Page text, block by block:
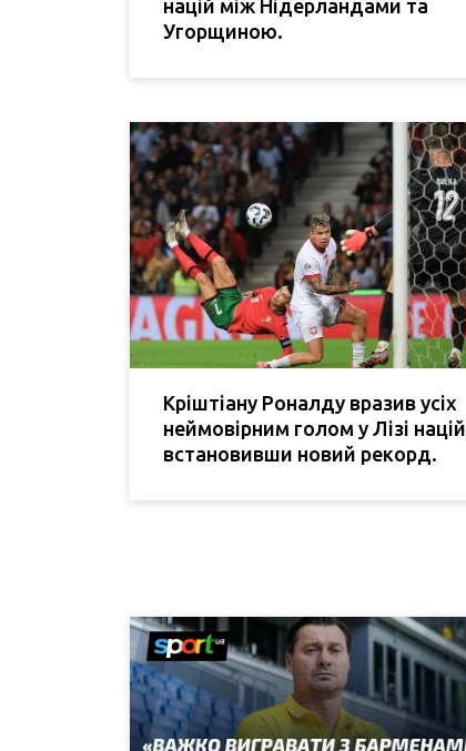
націй між Нідерландами та
Угорщиною.
Кріштіану Роналду вразив усіх
неймовірним голом у Лізі націй,
встановивши новий рекорд.